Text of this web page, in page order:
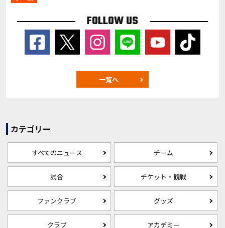
FOLLOW US
一覧へ
カテゴリー
すべてのニュース チーム
試合 チケット・観戦
ファンクラブ グッズ
クラブ アカデミー